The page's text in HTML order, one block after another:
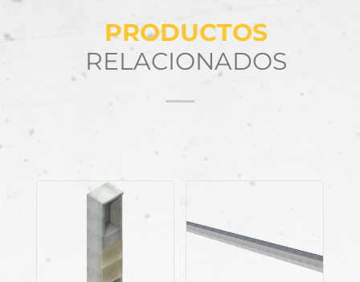
PRODUCTOS
RELACIONADOS